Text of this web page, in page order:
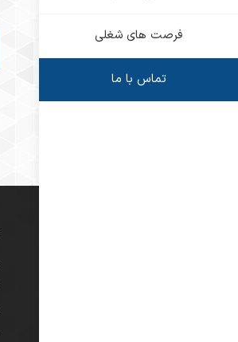
فرصت های شغلی
تماس با ما